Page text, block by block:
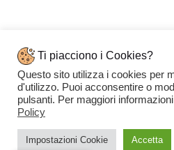
Link Utili
Spedizioni e
Condizioni di
Ti piacciono i Cookies?
Questo sito utilizza i cookies per
d'utilizzo. Puoi acconsentire o
pulsanti. Per maggiori
Policy
Impostazioni Cookie Accetta